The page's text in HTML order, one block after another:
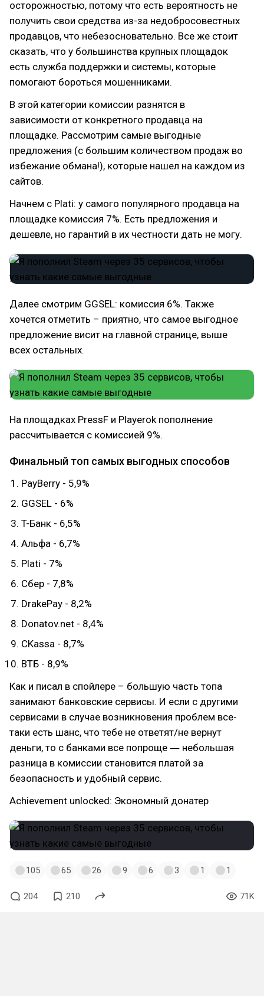
осторожностью, потому что есть вероятность не
получить свои средства из-за недобросовестных
продавцов, что небезосновательно. Все же стоит
сказать, что у большинства крупных площадок
есть служба поддержки и системы, которые
помогают бороться мошенниками.
В этой категории комиссии разнятся в
зависимости от конкретного продавца на
площадке. Рассмотрим самые выгодные
предложения (с большим количеством продаж во
избежание обмана!), которые нашел на каждом из
сайтов.
Начнем с Plati: у самого популярного продавца на
площадке комиссия 7%. Есть предложения и
дешевле, но гарантий в их честности дать не могу.
Далее смотрим GGSEL: комиссия 6%. Также
хочется отметить – приятно, что самое выгодное
предложение висит на главной странице, выше
всех остальных.
На площадках PressF и Playerok пополнение
рассчитывается с комиссией 9%.
Финальный топ самых выгодных способов
PayBerry - 5,9%
GGSEL - 6%
T-Банк - 6,5%
Альфа - 6,7%
Plati - 7%
Сбер - 7,8%
DrakePay - 8,2%
Donatov.net - 8,4%
CKassa - 8,7%
ВТБ - 8,9%
Как и писал в спойлере – большую часть топа
занимают банковские сервисы. И если с другими
сервисами в случае возникновения проблем все-
таки есть шанс, что тебе не ответят/не вернут
деньги, то с банками все попроще ― небольшая
разница в комиссии становится платой за
безопасность и удобный сервис.
Achievement unlocked: Экономный донатер
105 65 26 9 6 3 1 1
204 210 71K